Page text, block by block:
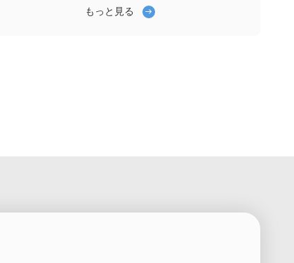
イ MPPTインバーターは 太陽光発電システムの最大効率
もっと見る